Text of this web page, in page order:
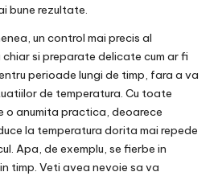
bune rezultate.
un control mai precis al
si preparate delicate cum ar fi
perioade lungi de timp, fara a va
de temperatura. Cu toate
o anumita practica, deoarece
la temperatura dorita mai repede
Apa, de exemplu, se fierbe in
timp. Veti avea nevoie sa va